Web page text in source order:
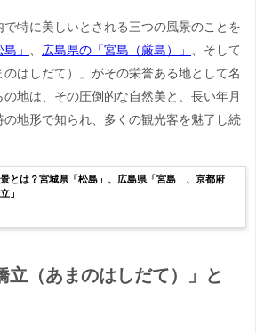
で特に美しいとされる三つの風景のことを
」 広島県の「宮島（厳島）」
、そして
はしだて）」がその栄誉ある地として名
地は、その圧倒的な自然美と、長い年月
地形で知られ、多くの観光客を魅了し続
景とは？宮城県「松島」、広島県「宮島」、京都府
」
立（あまのはしだて）」と